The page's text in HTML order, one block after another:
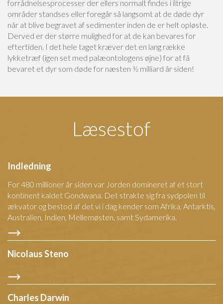
forrådnelsesprocesser der ellers normalt findes i iltrige
områder standses eller foregår så langsomt at de døde dyr
når at blive begravet af sedimenter inden de er helt opløste.
Derved er der større mulighed for at de kan bevares for
eftertiden. I det hele taget kræver det en lang række
lykketræf (igen set med palæontologens øjne) for at få
bevaret et dyr som døde for næsten ½ milliard år siden!
Læsestof
Indledning
For 480 millioner år siden var Jorden domineret af et stort
kontinent kaldet Gondwana. Det strakte sig fra sydpolen til
ækvator og bestod af det vi i dag kender som Afrika, Antarktis,
Australien, Indien, Mellemøsten, samt Sydamerika.
Nicolaus Steno
Charles Darwin